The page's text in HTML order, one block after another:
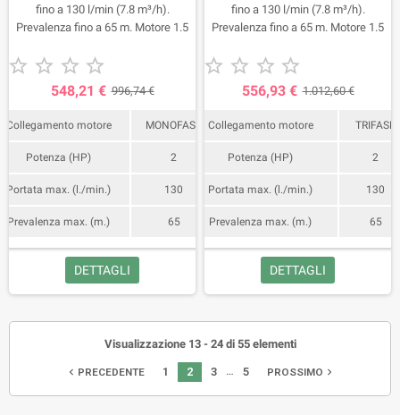
fino a 130 l/min (7.8 m³/h).
Prevalenza fino a 65 m. Motore 1.5
   
548,21 € 996,74 €
Collegamento motore MONOFASE
Potenza (HP) 2
Portata max. (l./min.) 130
Prevalenza max. (m.) 65
DETTAGLI
fino a 130 l/min (7.8 m³/h).
Prevalenza fino a 65 m. Motore 1.5
   
556,93 € 1.012,60 €
Collegamento motore TRIFASE
Potenza (HP) 2
Portata max. (l./min.) 130
Prevalenza max. (m.) 65
DETTAGLI
Visualizzazione 13 - 24 di 55 elementi
navigate_before PRECEDENTE 1 2 3 … 5 PROSSIMO navigate_next